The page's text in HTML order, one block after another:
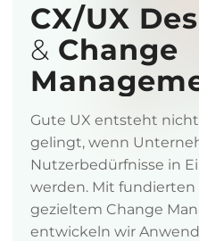
CX/UX
& Change
Gute UX entsteht nicht
gelingt, wenn
Nutzerbedürfnisse in
werden. Mit fundierten
gezieltem Change
entwickeln wir